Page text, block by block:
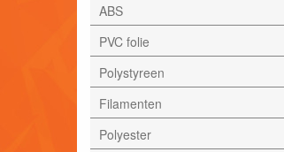
ABS
PVC folie
Polystyreen
Filamenten
Polyester